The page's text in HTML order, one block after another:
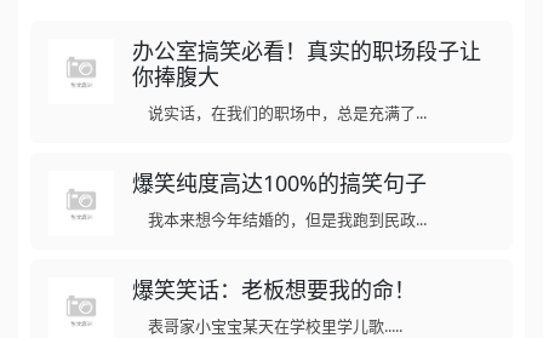
办公室搞笑必看！真实的职场段子让
你捧腹大
说实话，在我们的职场中，总是充满了...
爆笑纯度高达100%的搞笑句子
我本来想今年结婚的，但是我跑到民政...
爆笑笑话：老板想要我的命！
表哥家小宝宝某天在学校里学儿歌.....